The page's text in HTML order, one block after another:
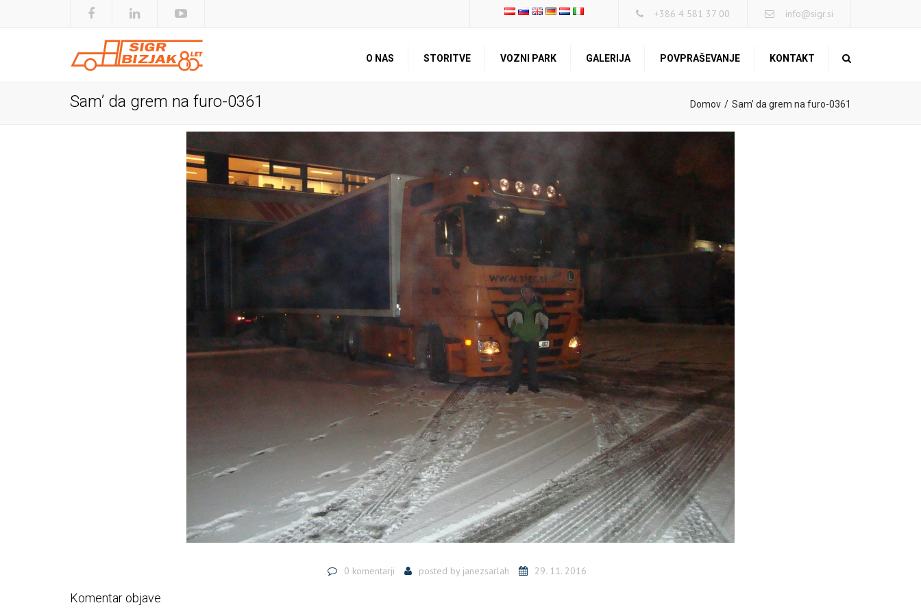
+386 4 581 37 00 info@sigr.si
O NAS
KVALITETA IN
ZNANJE ZAPOSLENIH
ZAPOSLITEV
STORITVE
VZDRŽEVANJE IN SERVIS
VOZNI PARK GALERIJA POVPRAŠEVANJE KONTAKT
Sam’ da grem na furo-0361 Domov Sam’ da grem na furo-0361
0 komentarji posted by janezsarlah 29. 11. 2016
Komentar objave